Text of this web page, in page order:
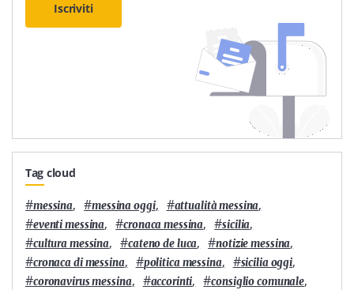
Iscriviti
Tag cloud
#messina, #messina oggi, #attualità messina,
#eventi messina, #cronaca messina, #sicilia,
#cultura messina, #cateno de luca, #notizie messina,
#cronaca di messina, #politica messina, #sicilia oggi,
#coronavirus messina, #accorinti, #consiglio comunale,